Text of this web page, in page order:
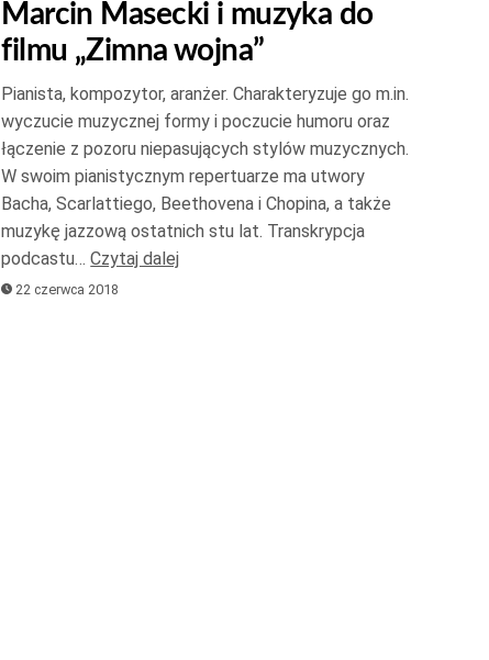
do
do
dołu
aby
zwiększyć
lub
Marcin Masecki i muzyka do
filmu „Zimna wojna”
Pianista, kompozytor, aranżer. Charakteryzuje go m.in.
wyczucie muzycznej formy i poczucie humoru oraz
łączenie z pozoru niepasujących stylów muzycznych.
W swoim pianistycznym repertuarze ma utwory
Bacha, Scarlattiego, Beethovena i Chopina, a także
muzykę jazzową ostatnich stu lat. Transkrypcja
podcastu…Czytaj dalej
22 czerwca 2018